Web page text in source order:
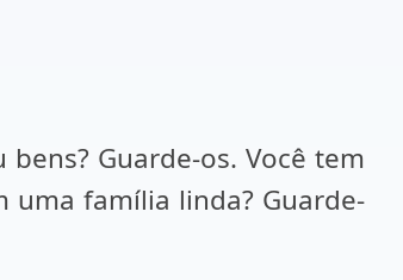
Guarde-os. Você tem
uma família linda? Guarde-